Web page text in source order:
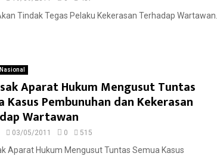
Tindak Tegas Pelaku Kekerasan Terhadap Wartawan...
Nasional
Aparat Hukum Mengusut Tuntas
Kasus Pembunuhan dan Kekerasan
Wartawan
03/05/2011 0 515
Aparat Hukum Mengusut Tuntas Semua Kasus